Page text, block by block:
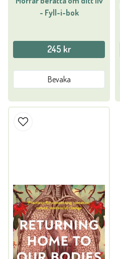
- Fyll-i-bok
245 kr
Bevaka